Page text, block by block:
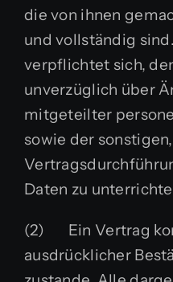
die von ihnen
und vollständig
verpflichtet sich,
unverzüglich über
mitgeteilter
sowie der
Daten zu
(2) Ein Vertrag
ausdrücklicher